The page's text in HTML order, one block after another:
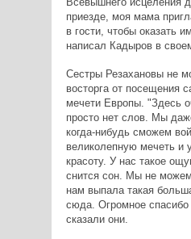
приезде, моя мама
в гости, чтобы оказать
написал Кадыров в
Сестры Резахановы не
восторга от посещения
мечети Европы. "Здесь
просто нет слов. Мы
когда-нибудь сможем
великолепную мечеть и
красоту. У нас такое
снится сон. Мы не
нам выпала такая
сюда. Огромное
сказали они.